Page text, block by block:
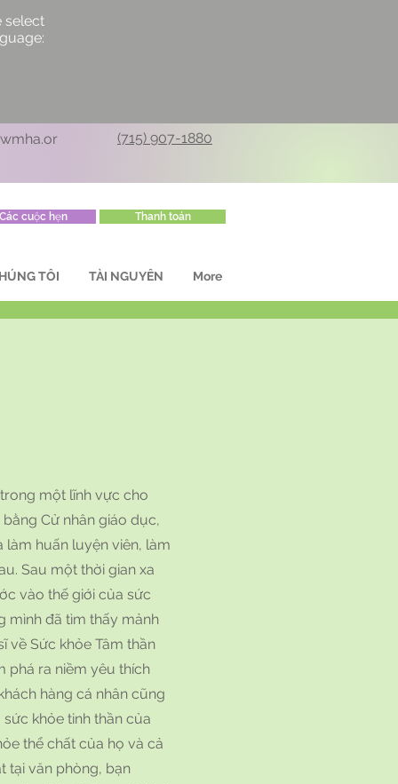
select
(715) 907-1880
cuộc hẹn Thanh toán
TÔI TÀI NGUYÊN More
một lĩnh vực cho
Cử nhân giáo dục,
huấn luyện viên, làm
Sau một thời gian xa
vào thế giới của sức
mình đã tìm thấy mảnh
về Sức khỏe Tâm thần
phá ra niềm yêu thích
hàng cá nhân cũng
khỏe tinh thần của
thể chất của họ và cả
tại văn phòng, bạn